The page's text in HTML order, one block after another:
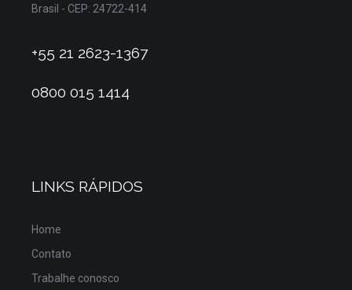
Brasil - CEP: 24722-414
+55 21 2623-1367
0800 015 1414
LINKS RÁPIDOS
Home
Contato
Trabalhe conosco